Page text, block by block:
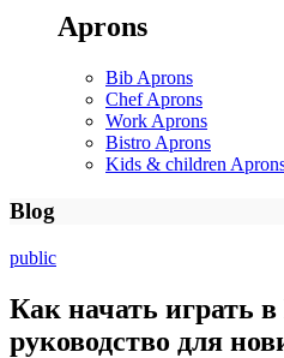
Aprons
Bib Aprons
Chef Aprons
Work Aprons
Bistro Aprons
Kids & children
Blog
public
Как начать играть
руководство для